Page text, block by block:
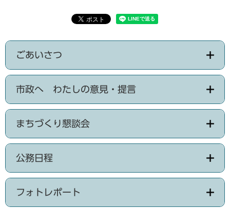
ごあいさつ
市政へ わたしの意見・提言
まちづくり懇談会
公務日程
フォトレポート